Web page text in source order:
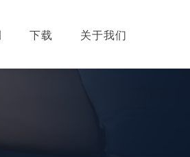
下载 关于我们